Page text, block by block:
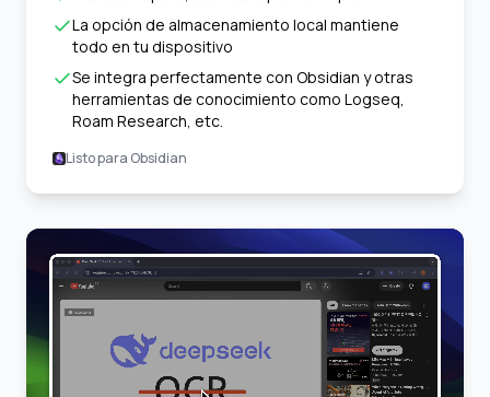
La opción de almacenamiento local mantiene
todo en tu dispositivo
Se integra perfectamente con Obsidian y otras
herramientas de conocimiento como Logseq,
Roam Research, etc.
Listo para Obsidian